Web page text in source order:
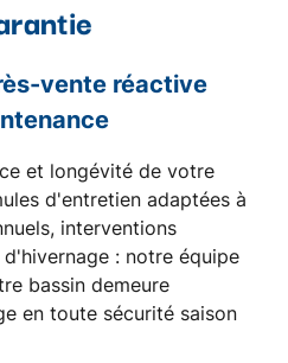
vente réactive
et longévité de votre
d'entretien adaptées à
, interventions
: notre équipe
bassin demeure
en toute sécurité saison